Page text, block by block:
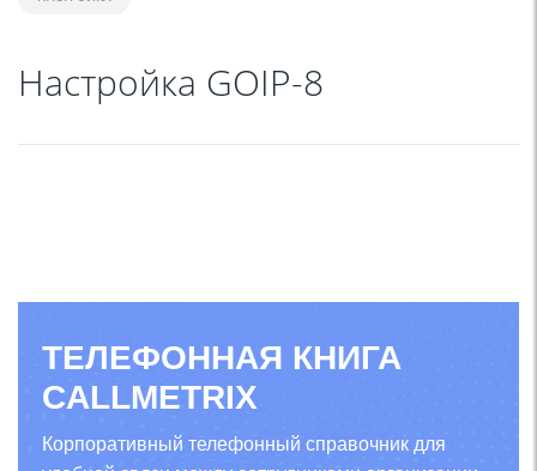
Настройка GOIP-8
ТЕЛЕФОННАЯ КНИГА
CALLMETRIX
Корпоративный телефонный справочник для